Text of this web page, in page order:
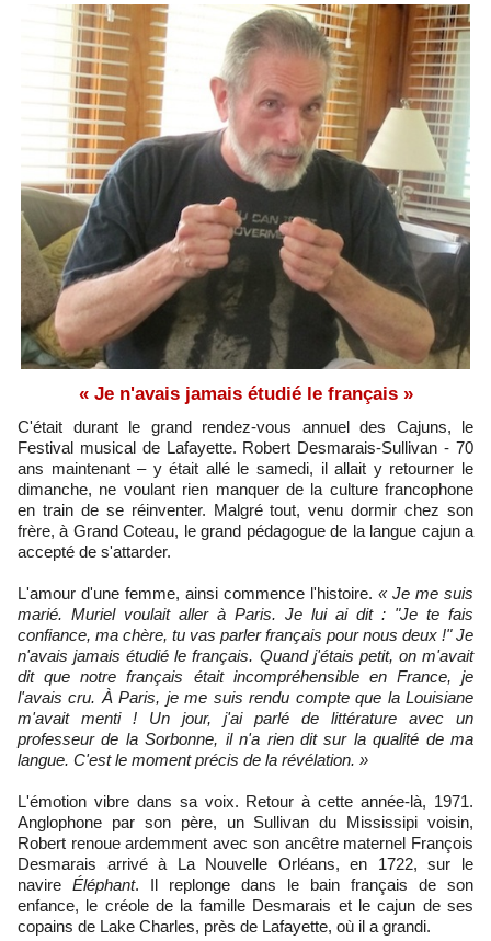
« Je n'avais jamais étudié le français »
C'était durant le grand rendez-vous annuel des Cajuns, le
Festival musical de Lafayette. Robert Desmarais-Sullivan - 70
ans maintenant – y était allé le samedi, il allait y retourner le
dimanche, ne voulant rien manquer de la culture francophone
en train de se réinventer. Malgré tout, venu dormir chez son
frère, à Grand Coteau, le grand pédagogue de la langue cajun a
accepté de s'attarder.
L'amour d'une femme, ainsi commence l'histoire. « Je me suis
marié. Muriel voulait aller à Paris. Je lui ai dit : "Je te fais
confiance, ma chère, tu vas parler français pour nous deux !" Je
n'avais jamais étudié le français. Quand j'étais petit, on m'avait
dit que notre français était incompréhensible en France, je
l'avais cru. À Paris, je me suis rendu compte que la Louisiane
m'avait menti ! Un jour, j'ai parlé de littérature avec un
professeur de la Sorbonne, il n'a rien dit sur la qualité de ma
langue. C'est le moment précis de la révélation. »
L'émotion vibre dans sa voix. Retour à cette année-là, 1971.
Anglophone par son père, un Sullivan du Mississipi voisin,
Robert renoue ardemment avec son ancêtre maternel François
Desmarais arrivé à La Nouvelle Orléans, en 1722, sur le
navire Éléphant. Il replonge dans le bain français de son
enfance, le créole de la famille Desmarais et le cajun de ses
copains de Lake Charles, près de Lafayette, où il a grandi.